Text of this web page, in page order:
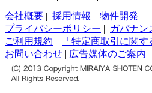
会社概要 | 採用情報 | 物件開発
プライバシーポリシー |
ガバナン
ご利用規約 |
「特定商取引に関
お問い合わせ | 広告媒体のご案内